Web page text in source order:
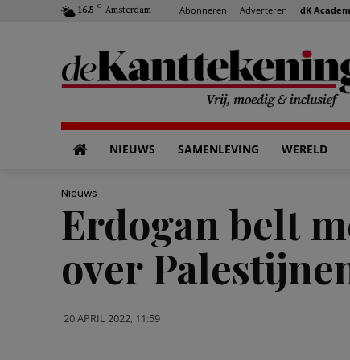
16.5 C Amsterdam Abonneren Adverteren dK
NIEUWS SAMENLEVING WERELD
Nieuws
Erdogan belt
over
20 APRIL 2022, 11:59